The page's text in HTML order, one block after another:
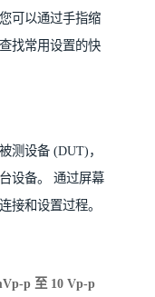
可以通过手指缩
找常用设置的快
测设备 (DUT)，
设备。 通过屏幕
接和设置过程。
p 至 10 Vp-p